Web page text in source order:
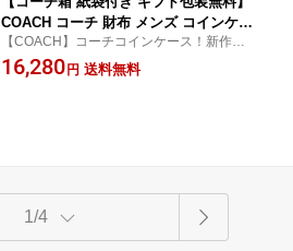
COACH コーチ 財布 メンズ コインケー
ス 小銭入れ ぺブルレザー コインケース
CW-361 QBBHP ミッドナイトネイビー
【COACH】コーチコインケース！新作人気
モデル【COACH コインケース/コーチ コイ
ンケース】
16,280 円 送料無料
1/4